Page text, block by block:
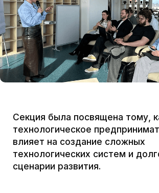
Секция была посвящена тому, как
технологическое предпринимательство
влияет на создание сложных
технологических систем и долгосрочные
сценарии развития.